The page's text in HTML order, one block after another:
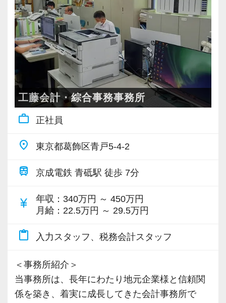
まったくの未経験者は、一通りの仕事に慣れる
までが大変かもしれません。
でも、同じように未経験から一人前になった先
輩がたくさんいます。
だからこそ未経験者の気持ちを理解しており、
わからないことや悩みにはきちんと手を止めて
話を聞いてくれる先輩がいつもそばにいるので
安心してください。
業界特有の“かたさ”がないのも当社の魅力です！
■未経験から税理士事務所へ転職を検討している
方へ
https://www.docswell.com/s/6513522481/ZN19XR-
【現役スタッフの声】
百貨店の美容部員から未経験で入社しました。
識を身につけたいという思いから会計業界に飛
び込みました。
ましょう。お会いできるのを楽しみにしていま
す。
・清掃業務なし
・タイムカードなし
・服装自由
・髪色自由
・ネイル自由
・無駄な研修なし
・残業なし
自分らしく働きながら、仕事と勉強を両立でき
る環境です。
【業務内容について】
す。
経験や成長に応じて、試算表作成や申告書作成
いきなりお客様担当をお願いすることはありま
一つひとつ着実に業務を覚えながら成長できる
環境です。
工藤会計・綜合事務事務所
work_outline 正社員
place 東京都葛飾区青戸5-4-2
train 京成電鉄 青砥駅 徒歩 7分
currency_yen 年収 ：340万円 ～ 450万円
月給 ：22.5万円 ～ 29.5万円
content_paste 入力スタッフ、税務会計スタッフ
＜事務所紹介＞
当事務所は、長年にわたり地元企業様と信頼関
係を築き、着実に成長してきた会計事務所で